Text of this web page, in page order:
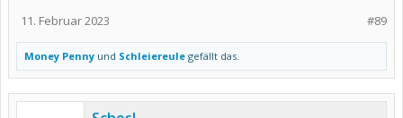
#89
11. Februar 2023
Money Penny und Schleiereule gefällt das.